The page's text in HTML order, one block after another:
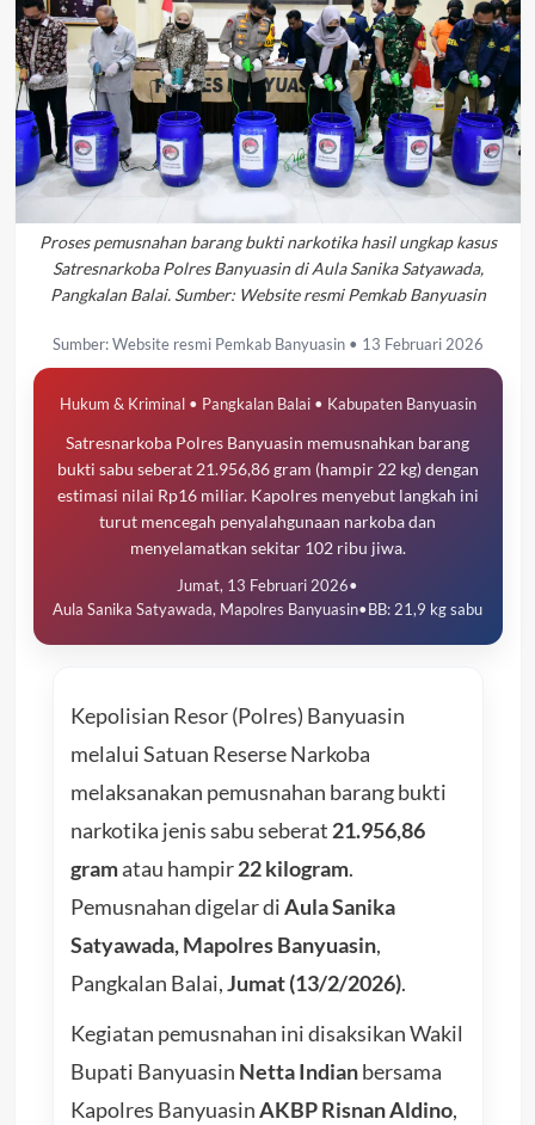
Proses pemusnahan barang bukti narkotika hasil ungkap kasus
Satresnarkoba Polres Banyuasin di Aula Sanika Satyawada,
Pangkalan Balai. Sumber: Website resmi Pemkab Banyuasin
Sumber: Website resmi Pemkab Banyuasin • 13 Februari 2026
Hukum & Kriminal • Pangkalan Balai • Kabupaten Banyuasin
Satresnarkoba Polres Banyuasin memusnahkan barang
bukti sabu seberat 21.956,86 gram (hampir 22 kg) dengan
estimasi nilai Rp16 miliar. Kapolres menyebut langkah ini
turut mencegah penyalahgunaan narkoba dan
menyelamatkan sekitar 102 ribu jiwa.
Jumat, 13 Februari 2026•
Aula Sanika Satyawada, Mapolres Banyuasin•BB: 21,9 kg sabu
Kepolisian Resor (Polres) Banyuasin
melalui Satuan Reserse Narkoba
melaksanakan pemusnahan barang bukti
narkotika jenis sabu seberat 21.956,86
gramatau hampir22 kilogram.
Pemusnahan digelar diAula Sanika
Satyawada, Mapolres Banyuasin,
Pangkalan Balai,Jumat (13/2/2026).
Kegiatan pemusnahan ini disaksikan Wakil
Bupati Banyuasin Netta Indianbersama
Kapolres BanyuasinAKBP Risnan Aldino,